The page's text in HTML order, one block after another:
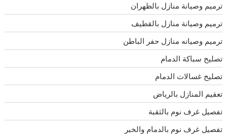
ترميم وصيانة منازل بالظهران
ترميم وصيانة منازل بالقطيف
ترميم وصيانه منازل حفر الباطن
تصليح سباكة الدمام
تصليح غسالات الدمام
تعقيم المنازل بالرياض
تفصيل غرف نوم بالثقبة
تفصيل غرف نوم بالدمام والخبر